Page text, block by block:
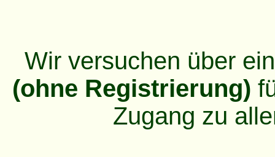
Wir versuchen über
(ohne Registrierung)
Zugang zu